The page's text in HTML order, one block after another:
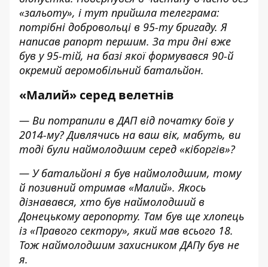
«зальоту», і тут прийшла телеграма:
потрібні добровольці в 95-ту бригаду. Я
написав рапорт першим. За три дні вже
був у 95-тій, на базі якої формувався 90-й
окремий аеромобільний батальйон.
«Малий» серед велетнів
— Ви потрапили в ДАП від початку боїв у
2014-му? Дивлячись на ваш вік, мабуть, ви
тоді були наймолодшим серед «кіборгів»?
— У батальйоні я був наймолодшим, тому
й позивний отримав «Малий». Якось
дізнавався, хто був наймолодший в
Донецькому аеропорту. Там був ще хлопець
із «Правого сектору», який мав всього 18.
Тож наймолодшим захисником ДАПу був не
я.